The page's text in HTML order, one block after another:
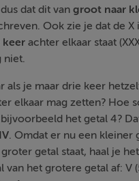
dat dit vangroot naar
Ook zie je dat de X
keer achter elkaar staat
niet.
als je maar drie keer
elkaar mag zetten? Hoe
het getal 4?
IV. Omdat er nu een kleiner
getal staat, haal je
van het grotere getal af: V